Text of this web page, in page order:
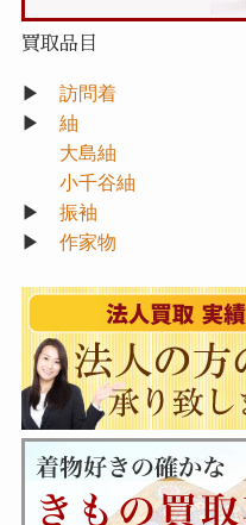
買取品目
▶ 訪問着
▶ 紬
大島紬
小千谷紬
▶ 振袖
▶ 作家物